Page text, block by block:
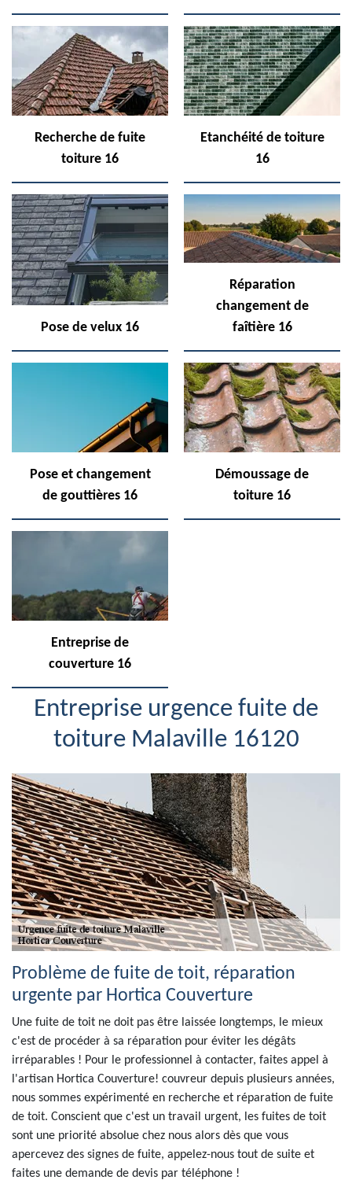
Recherche de fuite
toiture 16
Etanchéité de toiture
16
Pose de velux 16
Réparation
changement de
faîtière 16
Pose et changement
de gouttières 16
Démoussage de
toiture 16
Entreprise de
couverture 16
Entreprise urgence fuite de
toiture Malaville 16120
Problème de fuite de toit, réparation
urgente par Hortica Couverture
Une fuite de toit ne doit pas être laissée longtemps, le mieux
c'est de procéder à sa réparation pour éviter les dégâts
irréparables ! Pour le professionnel à contacter, faites appel à
l'artisan Hortica Couverture! couvreur depuis plusieurs années,
nous sommes expérimenté en recherche et réparation de fuite
de toit. Conscient que c'est un travail urgent, les fuites de toit
sont une priorité absolue chez nous alors dès que vous
apercevez des signes de fuite, appelez-nous tout de suite et
faites une demande de devis par téléphone !